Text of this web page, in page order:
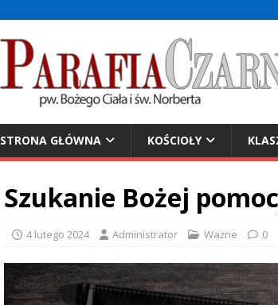
STRONA GŁÓWNA KOŚCIOŁY
Szukanie Bożej
4 lutego 2024 Administrator Ważne 0